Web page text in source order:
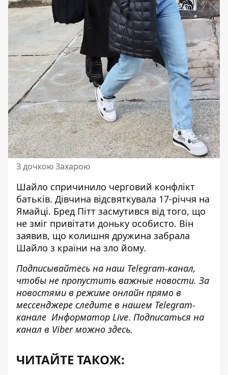
З дочкою Захарою
Шайло спричинило черговий конфлікт
батьків. Дівчина відсвяткувала 17-річчя на
Ямайці. Бред Пітт засмутився від того, що
не зміг привітати доньку особисто. Він
заявив, що колишня дружина забрала
Шайло з країни на зло йому.
Подписывайтесь на наш Telegram-канал,
чтобы не пропустить важные новости. За
новостями в режиме онлайн прямо в
мессенджере следите в нашем Telegram-
канале Информатор Live. Подписаться на
канал в Viber можно здесь.
ЧИТАЙТЕ ТАКОЖ: